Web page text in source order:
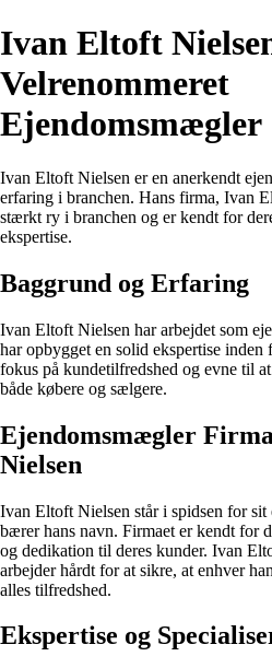
Ivan Eltoft
Velrenommeret
Ejendomsmægler
Ivan Eltoft Nielsen er en anerkendt
erfaring i branchen. Hans firma, Ivan
stærkt ry i branchen og er kendt for
ekspertise.
Baggrund og Erfaring
Ivan Eltoft Nielsen har arbejdet som
har opbygget en solid ekspertise
fokus på kundetilfredshed og evne til
både købere og sælgere.
Ejendomsmægler
Nielsen
Ivan Eltoft Nielsen står i spidsen for
bærer hans navn. Firmaet er kendt for
og dedikation til deres kunder. Ivan
arbejder hårdt for at sikre, at enhver
alles tilfredshed.
Ekspertise og